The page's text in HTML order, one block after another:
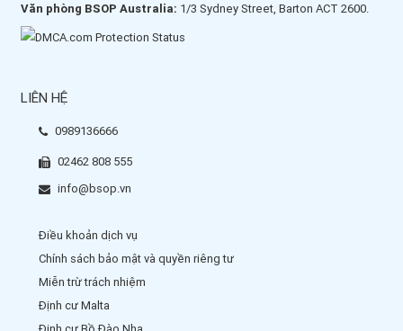
Văn phòng BSOP Australia: 1/3 Sydney Street, Barton ACT 2600.
LIÊN HỆ
0989136666
02462 808 555
info@bsop.vn
Điều khoản dịch vụ
Chính sách bảo mật và quyền riêng tư
Miễn trừ trách nhiệm
Định cư Malta